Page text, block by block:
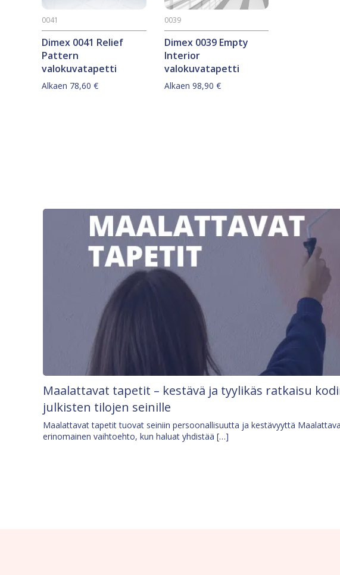
Dimex 0041 Relief
Pattern
valokuvatapetti
0041
Alkaen 78,60 €
Dimex 0039 Empty
Interior
valokuvatapetti
0039
Alkaen 98,90 €
Maalattavat tapetit – kestävä ja tyylikäs ratkaisu
julkisten tilojen seinille
Maalattavat tapetit tuovat seiniin persoonallisuutta ja kestävyyttä
erinomainen vaihtoehto, kun haluat yhdistää […]